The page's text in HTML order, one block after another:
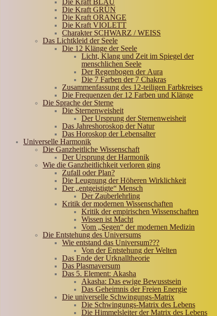
Die Kraft BLAU
Die Kraft GRÜN
Die Kraft ORANGE
Die Kraft VIOLETT
Charakter SCHWARZ / WEISS
Das Lichtkleid der Seele
Die 12 Klänge der Seele
Licht, Klang und Zeit im Spiegel der
menschlichen Seele
Der Regenbogen der Aura
Die 7 Farben der 7 Chakras
Zusammenfassung des 12-teiligen Farbkreises
Die Frequenzen der 12 Farben und Klänge
Die Sprache der Sterne
Die Sternenweisheit
Der Ursprung der Sternenweisheit
Das Jahreshoroskop der Natur
Das Horoskop der Lebensalter
Universelle Harmonik
Die Ganzheitliche Wissenschaft
Der Ursprung der Harmonik
Wie die Ganzheitlichkeit verloren ging
Zufall oder Plan?
Die Leugnung der Höheren Wirklichkeit
Der „entgeistigte“ Mensch
Der Zauberlehrling
Kritik der modernen Wissenschaften
Kritik der empirischen Wissenschaften
Wissen ist Macht
Vom „Segen“ der modernen Medizin
Die Entstehung des Universums
Wie entstand das Universum???
Von der Entstehung der Welten
Das Ende der Urknalltheorie
Das Plasmaversum
Das 5. Element: Akasha
Akasha: Das ewige Bewusstsein
Das Geheimnis der Freien Energie
Die universelle Schwingungs-Matrix
Die Schwingungs-Matrix des Lebens
Die Himmelsleiter der Matrix des Lebens